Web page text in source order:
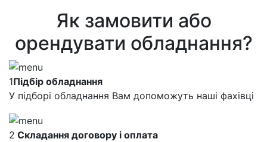
Як замовити або
орендувати обладнання?
1Підбір обладнання
У підборі обладнання Вам допоможуть наші фахівці
2 Складання договору і оплата